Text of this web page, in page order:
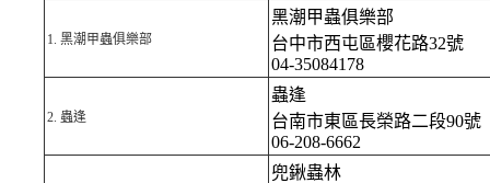
1. 黑潮甲蟲俱樂部
黑潮甲蟲俱樂部
台中市西屯區櫻花路32號
04-35084178
2. 蟲逢
蟲逢
台南市東區長榮路二段90號
06-208-6662
兜鍬蟲林